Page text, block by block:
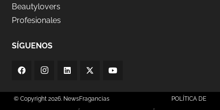
Beautylovers
Profesionales
SÍGUENOS
© Copyright 2026. NewsFragancias
POLÍTICA DE